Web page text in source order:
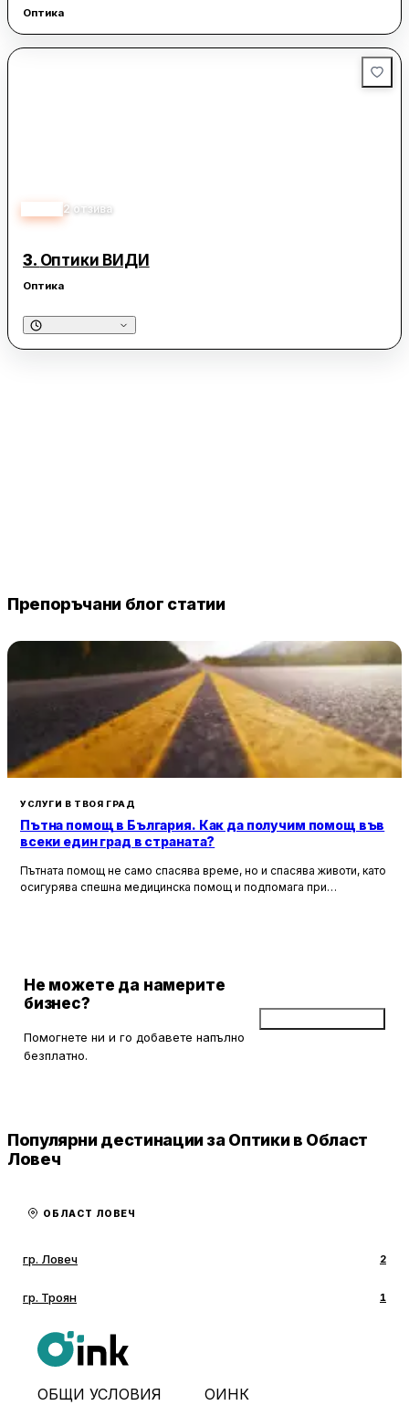
Оптика
2 отзива
3. Оптики ВИДИ
Оптика
Препоръчани блог статии
УСЛУГИ В ТВОЯ ГРАД
Пътна помощ в България. Как да получим помощ във
всеки един град в страната?
Пътната помощ не само спасява време, но и спасява животи, като
осигурява спешна медицинска помощ и подпомага при
Не можете да намерите
бизнес?
Помогнете ни и го добавете напълно
безплатно.
Популярни дестинации за Оптики в Област
Ловеч
ОБЛАСТ ЛОВЕЧ
гр. Ловеч 2
гр. Троян 1
ОБЩИ УСЛОВИЯ ОИНК